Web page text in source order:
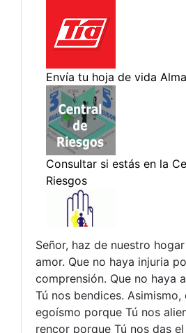
Señor, haz de nuestro
amor. Que no haya injuria
comprensión. Que no haya
Tú nos bendices. Asimismo,
egoísmo porque Tú nos
rencor porque Tú nos das